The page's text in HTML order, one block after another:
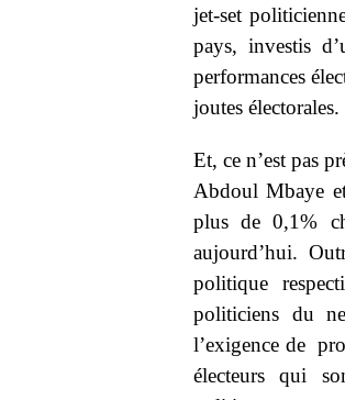
jet-set
pays, investis
performances
joutes électorales.
Et, ce n’est pas
Abdoul Mbaye
plus de 0,1%
aujourd’hui.
politique
politiciens du
l’exigence de
électeurs qui